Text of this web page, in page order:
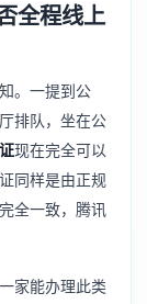
全程线上
。一提到公
排队，坐在公
现在完全可以
同样是由正规
全一致，腾讯
家能办理此类